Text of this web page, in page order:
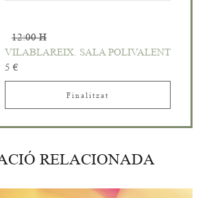
12:00 H
VILABLAREIX. SALA POLIVALENT
5 €
Finalitzat
RELACIONADA